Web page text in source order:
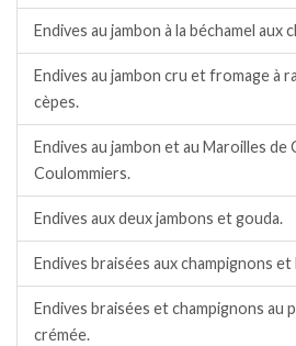
Endives au jambon à la béchamel aux
Endives au jambon cru et fromage à
cèpes.
Endives au jambon et au Maroilles de
Coulommiers.
Endives aux deux jambons et gouda.
Endives braisées aux champignons
Endives braisées et champignons au
crémée.